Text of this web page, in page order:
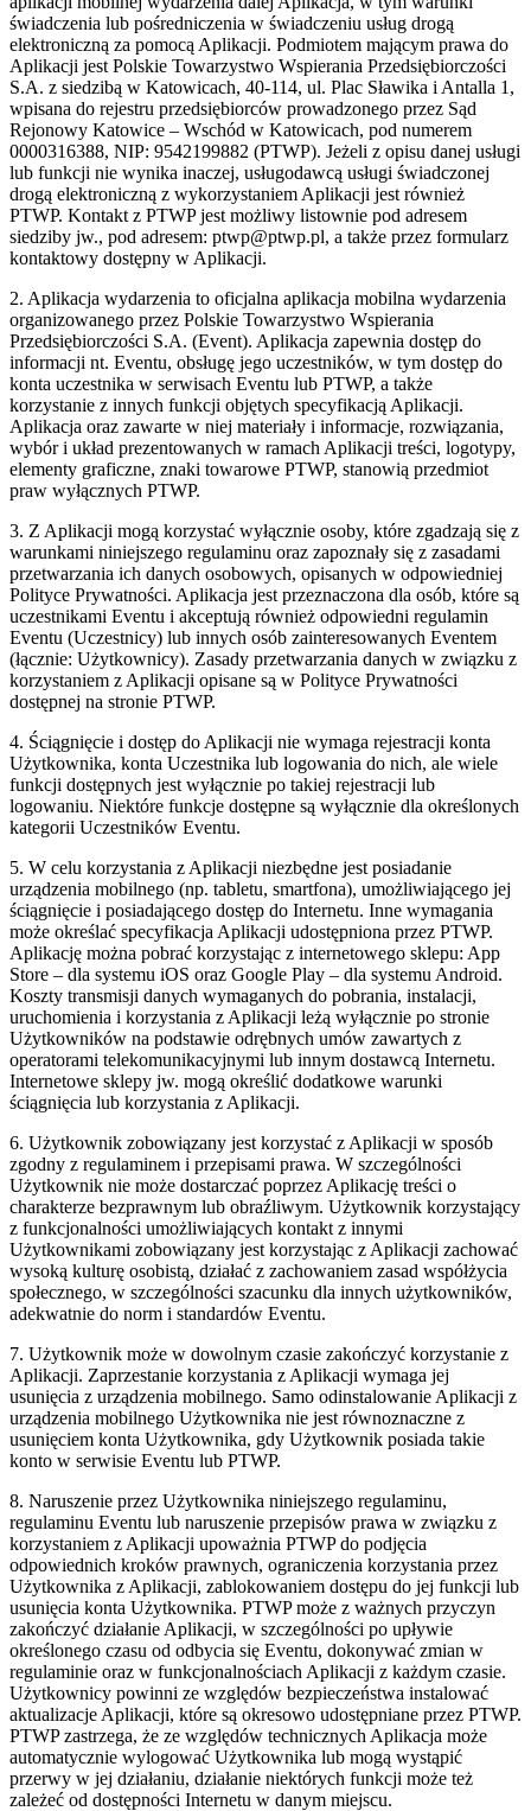
świadczenia lub pośredniczenia w świadczeniu usług drogą
elektroniczną za pomocą Aplikacji. Podmiotem mającym prawa do
Aplikacji jest Polskie Towarzystwo Wspierania Przedsiębiorczości
S.A. z siedzibą w Katowicach, 40-114, ul. Plac Sławika i Antalla 1,
wpisana do rejestru przedsiębiorców prowadzonego przez Sąd
Rejonowy Katowice – Wschód w Katowicach, pod numerem
0000316388, NIP: 9542199882 (PTWP). Jeżeli z opisu danej usługi
lub funkcji nie wynika inaczej, usługodawcą usługi świadczonej
drogą elektroniczną z wykorzystaniem Aplikacji jest również
PTWP. Kontakt z PTWP jest możliwy listownie pod adresem
siedziby jw., pod adresem: ptwp@ptwp.pl, a także przez formularz
kontaktowy dostępny w Aplikacji.
2. Aplikacja wydarzenia to oficjalna aplikacja mobilna wydarzenia
organizowanego przez Polskie Towarzystwo Wspierania
Przedsiębiorczości S.A. (Event). Aplikacja zapewnia dostęp do
informacji nt. Eventu, obsługę jego uczestników, w tym dostęp do
konta uczestnika w serwisach Eventu lub PTWP, a także
korzystanie z innych funkcji objętych specyfikacją Aplikacji.
Aplikacja oraz zawarte w niej materiały i informacje, rozwiązania,
wybór i układ prezentowanych w ramach Aplikacji treści, logotypy,
elementy graficzne, znaki towarowe PTWP, stanowią przedmiot
praw wyłącznych PTWP.
3. Z Aplikacji mogą korzystać wyłącznie osoby, które zgadzają się z
warunkami niniejszego regulaminu oraz zapoznały się z zasadami
przetwarzania ich danych osobowych, opisanych w odpowiedniej
Polityce Prywatności. Aplikacja jest przeznaczona dla osób, które są
uczestnikami Eventu i akceptują również odpowiedni regulamin
Eventu (Uczestnicy) lub innych osób zainteresowanych Eventem
(łącznie: Użytkownicy). Zasady przetwarzania danych w związku z
korzystaniem z Aplikacji opisane są w Polityce Prywatności
dostępnej na stronie PTWP.
4. Ściągnięcie i dostęp do Aplikacji nie wymaga rejestracji konta
Użytkownika, konta Uczestnika lub logowania do nich, ale wiele
funkcji dostępnych jest wyłącznie po takiej rejestracji lub
logowaniu. Niektóre funkcje dostępne są wyłącznie dla określonych
kategorii Uczestników Eventu.
5. W celu korzystania z Aplikacji niezbędne jest posiadanie
urządzenia mobilnego (np. tabletu, smartfona), umożliwiającego jej
ściągnięcie i posiadającego dostęp do Internetu. Inne wymagania
może określać specyfikacja Aplikacji udostępniona przez PTWP.
Aplikację można pobrać korzystając z internetowego sklepu: App
Store – dla systemu iOS oraz Google Play – dla systemu Android.
Koszty transmisji danych wymaganych do pobrania, instalacji,
uruchomienia i korzystania z Aplikacji leżą wyłącznie po stronie
Użytkowników na podstawie odrębnych umów zawartych z
operatorami telekomunikacyjnymi lub innym dostawcą Internetu.
Internetowe sklepy jw. mogą określić dodatkowe warunki
ściągnięcia lub korzystania z Aplikacji.
6. Użytkownik zobowiązany jest korzystać z Aplikacji w sposób
zgodny z regulaminem i przepisami prawa. W szczególności
Użytkownik nie może dostarczać poprzez Aplikację treści o
charakterze bezprawnym lub obraźliwym. Użytkownik korzystający
z funkcjonalności umożliwiających kontakt z innymi
Użytkownikami zobowiązany jest korzystając z Aplikacji zachować
wysoką kulturę osobistą, działać z zachowaniem zasad współżycia
społecznego, w szczególności szacunku dla innych użytkowników,
adekwatnie do norm i standardów Eventu.
7. Użytkownik może w dowolnym czasie zakończyć korzystanie z
Aplikacji. Zaprzestanie korzystania z Aplikacji wymaga jej
usunięcia z urządzenia mobilnego. Samo odinstalowanie Aplikacji z
urządzenia mobilnego Użytkownika nie jest równoznaczne z
usunięciem konta Użytkownika, gdy Użytkownik posiada takie
konto w serwisie Eventu lub PTWP.
8. Naruszenie przez Użytkownika niniejszego regulaminu,
regulaminu Eventu lub naruszenie przepisów prawa w związku z
korzystaniem z Aplikacji upoważnia PTWP do podjęcia
odpowiednich kroków prawnych, ograniczenia korzystania przez
Użytkownika z Aplikacji, zablokowaniem dostępu do jej funkcji lub
usunięcia konta Użytkownika. PTWP może z ważnych przyczyn
zakończyć działanie Aplikacji, w szczególności po upływie
określonego czasu od odbycia się Eventu, dokonywać zmian w
regulaminie oraz w funkcjonalnościach Aplikacji z każdym czasie.
Użytkownicy powinni ze względów bezpieczeństwa instalować
aktualizacje Aplikacji, które są okresowo udostępniane przez PTWP.
PTWP zastrzega, że ze względów technicznych Aplikacja może
automatycznie wylogować Użytkownika lub mogą wystąpić
przerwy w jej działaniu, działanie niektórych funkcji może też
zależeć od dostępności Internetu w danym miejscu.